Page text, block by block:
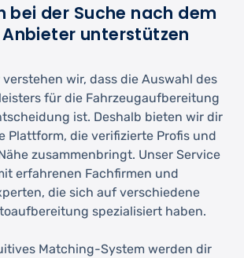
bei der Suche nach dem
unterstützen
verstehen wir, dass die Auswahl des
für die Fahrzeugaufbereitung
ist. Deshalb bieten wir dir
Plattform, die verifizierte Profis und
zusammenbringt. Unser Service
erfahrenen Fachfirmen und
die sich auf verschiedene
spezialisiert haben.
Matching-System werden dir